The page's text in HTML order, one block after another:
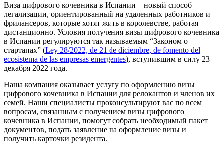
Виза цифрового кочевника в Испании – новый способ
легализации, ориентированный на удаленных работников и
фрилансеров, которые хотят жить в королевстве, работая
дистанционно. Условия получения визы цифрового кочевника
в Испании регулируются так называемым “Законом о
стартапах” (Ley 28/2022, de 21 de diciembre, de fomento del
ecosistema de las empresas emergentes), вступившим в силу 23
декабря 2022 года.
Наша компания оказывает услугу по оформлению визы
цифрового кочевника в Испании для релокантов и членов их
семей. Наши специалисты проконсультируют вас по всем
вопросам, связанным с получением визы цифрового
кочевника в Испании, помогут собрать необходимый пакет
документов, подать заявление на оформление визы и
получить карточки резидента.